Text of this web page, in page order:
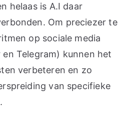
helaas is A.I daar
Om preciezer te
op sociale media
Telegram) kunnen het
verbeteren en zo
van specifieke